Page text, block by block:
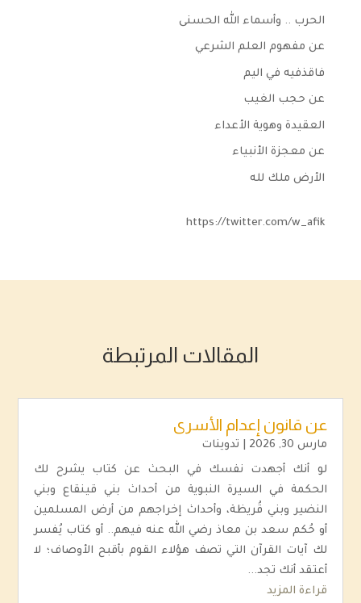
الحرب .. وأسماء الله الحسنى
عن مفهوم العلم الشرعي
فاقذفيه في اليم
عن حجب الغيب
العقيدة وهوية الأعداء
عن معجزة الأنبياء
الأرض ملك لله
https://twitter.com/w_afik
المقالات المرتبطة
عن قانون إعدام الأسرى
مارس 30, 2026 تدوينات
لو أنك أجهدت نفسك في البحث عن كتاب يشرح لك
الحكمة في السيرة النبوية من أحداث بني قينقاع وبني
النضير وبني قُريظة، وأحداث إخراجهم من أرض المسلمين
أو حُكم سعد بن معاذ رضي الله عنه فيهم.. أو كتاب يُفسر
لك آيات القرآن التي تصف هؤلاء القوم بأقبح الأوصاف؛ لا
أعتقد أنك تجد...
قراءة المزيد